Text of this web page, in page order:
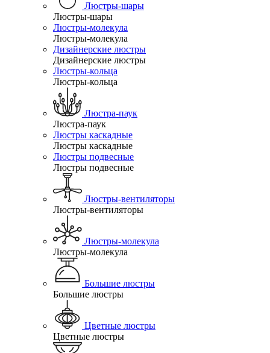
Люстры-шары
Люстры-шары
Люстры-молекула
Люстры-молекула
Дизайнерские люстры
Дизайнерские люстры
Люстры-кольца
Люстры-кольца
Люстра-паук
Люстра-паук
Люстры каскадные
Люстры каскадные
Люстры подвесные
Люстры подвесные
Люстры-вентиляторы
Люстры-вентиляторы
Люстры-молекула
Люстры-молекула
Большие люстры
Большие люстры
Цветные люстры
Цветные люстры